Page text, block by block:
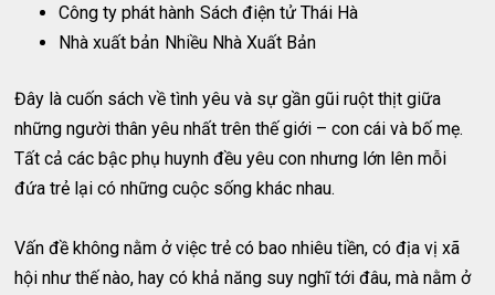
Công ty phát hành Sách điện tử Thái Hà
Nhà xuất bản Nhiều Nhà Xuất Bản
Đây là cuốn sách về tình yêu và sự gần gũi ruột thịt giữa
những người thân yêu nhất trên thế giới – con cái và bố mẹ.
Tất cả các bậc phụ huynh đều yêu con nhưng lớn lên mỗi
đứa trẻ lại có những cuộc sống khác nhau.
Vấn đề không nằm ở việc trẻ có bao nhiêu tiền, có địa vị xã
hội như thế nào, hay có khả năng suy nghĩ tới đâu, mà nằm ở